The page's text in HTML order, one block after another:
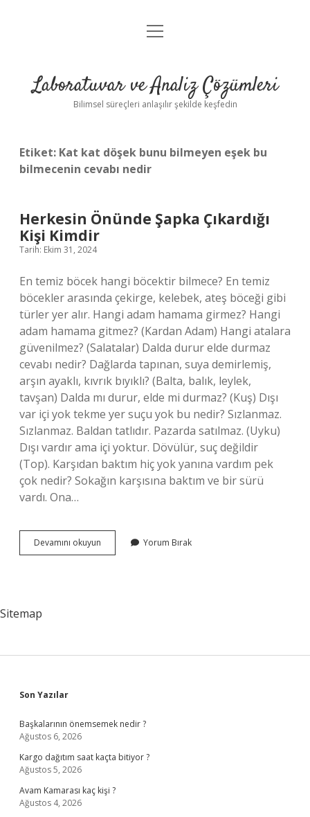
Anasayfa
Yasal Uyarı
menüyü
Laboratuvar ve Analiz Çözümleri
Bilimsel süreçleri anlaşılır şekilde keşfedin
Etiket: Kat kat döşek bunu bilmeyen eşek bu
bilmecenin cevabı nedir
Herkesin Önünde Şapka Çıkardığı
Kişi Kimdir
Tarih: Ekim 31, 2024
En temiz böcek hangi böcektir bilmece? En temiz
böcekler arasında çekirge, kelebek, ateş böceği gibi
türler yer alır. Hangi adam hamama girmez? Hangi
adam hamama gitmez? (Kardan Adam) Hangi atalara
güvenilmez? (Salatalar) Dalda durur elde durmaz
cevabı nedir? Dağlarda tapınan, suya demirlemiş,
arşın ayaklı, kıvrık bıyıklı? (Balta, balık, leylek,
tavşan) Dalda mı durur, elde mi durmaz? (Kuş) Dışı
var içi yok tekme yer suçu yok bu nedir? Sızlanmaz.
Sızlanmaz. Baldan tatlıdır. Pazarda satılmaz. (Uyku)
Dışı vardır ama içi yoktur. Dövülür, suç değildir
(Top). Karşıdan baktım hiç yok yanına vardım pek
çok nedir? Sokağın karşısına baktım ve bir sürü
vardı. Ona…
Devamını okuyun Herkesin
Önünde
Yorum Bırak
Sitemap
Sidebar
Son Yazılar
Başkalarının önemsemek nedir ?
Ağustos 6, 2026
Kargo dağıtım saat kaçta bitiyor ?
Ağustos 5, 2026
Avam Kamarası kaç kişi ?
Ağustos 4, 2026